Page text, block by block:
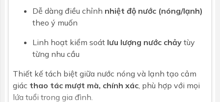
Dễ dàng điều chỉnh nhiệt độ nước (nóng/lạnh)
theo ý muốn
Linh hoạt kiểm soát lưu lượng nước chảy tùy
từng nhu cầu
Thiết kế tách biệt giữa nước nóng và lạnh tạo cảm
giác thao tác mượt mà, chính xác , phù hợp với mọi
lứa tuổi trong gia đình.